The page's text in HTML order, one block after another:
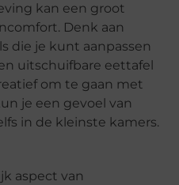
kan een groot
Denk aan
die je kunt aanpassen
uitschuifbare eettafel
om te gaan met
je een gevoel van
in de kleinste kamers.
aspect van